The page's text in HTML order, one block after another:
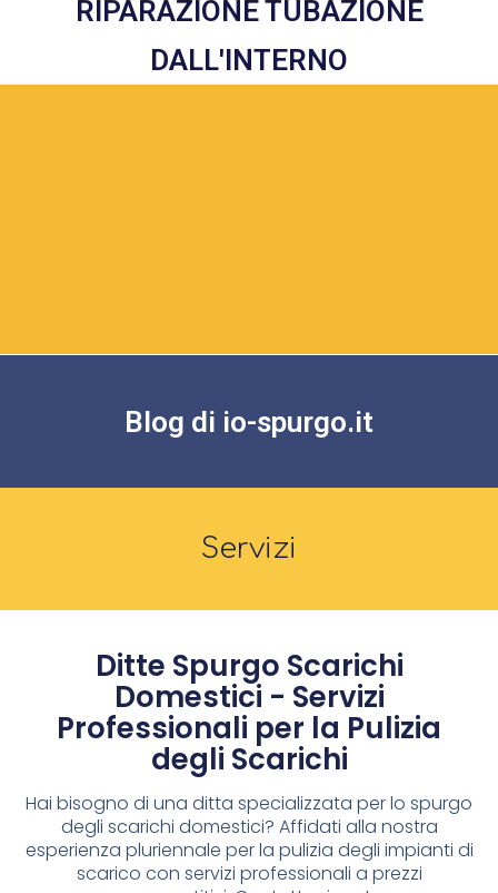
RIPARAZIONE TUBAZIONE
DALL'INTERNO
Blog di io-spurgo.it
Servizi
Ditte Spurgo Scarichi
Domestici - Servizi
Professionali per la Pulizia
degli Scarichi
Hai bisogno di una ditta specializzata per lo spurgo
degli scarichi domestici? Affidati alla nostra
esperienza pluriennale per la pulizia degli impianti di
scarico con servizi professionali a prezzi